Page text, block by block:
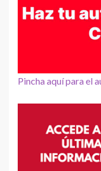
Pincha aquí para el